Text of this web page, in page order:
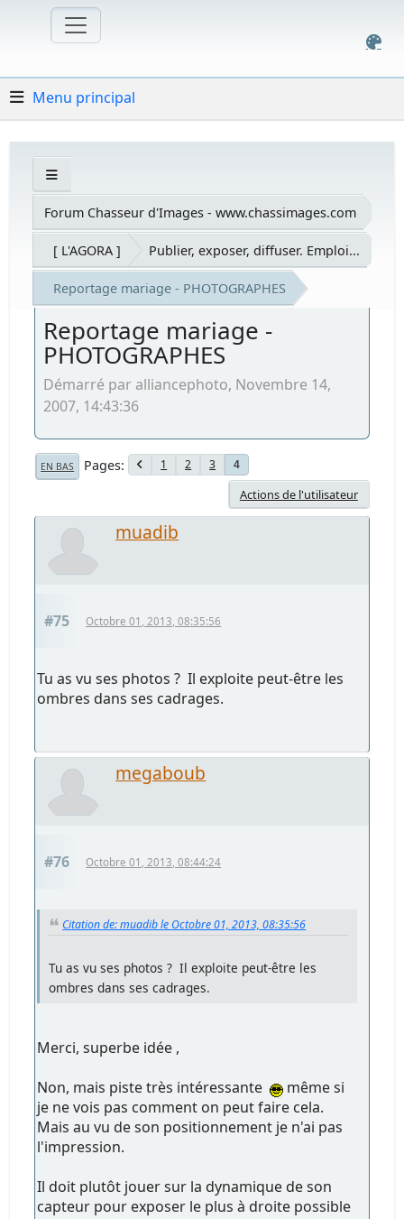
Menu principal
Forum Chasseur d'Images - www.chassimages.com
[ L'AGORA ] Publier, exposer, diffuser. Emploi...
Reportage mariage - PHOTOGRAPHES
Reportage mariage -
PHOTOGRAPHES
Démarré par alliancephoto, Novembre 14,
2007, 14:43:36
EN BAS Pages 1 2 3 4
Actions de l'utilisateur
muadib
#75 Octobre 01, 2013, 08:35:56
Tu as vu ses photos ? Il exploite peut-être les
ombres dans ses cadrages.
megaboub
#76 Octobre 01, 2013, 08:44:24
Citation de: muadib le Octobre 01, 2013, 08:35:56
Tu as vu ses photos ? Il exploite peut-être les
ombres dans ses cadrages.
Merci, superbe idée ,
Non, mais piste très intéressante
même si
je ne vois pas comment on peut faire cela.
Mais au vu de son positionnement je n'ai pas
l'impression.
Il doit plutôt jouer sur la dynamique de son
capteur pour exposer le plus à droite possible